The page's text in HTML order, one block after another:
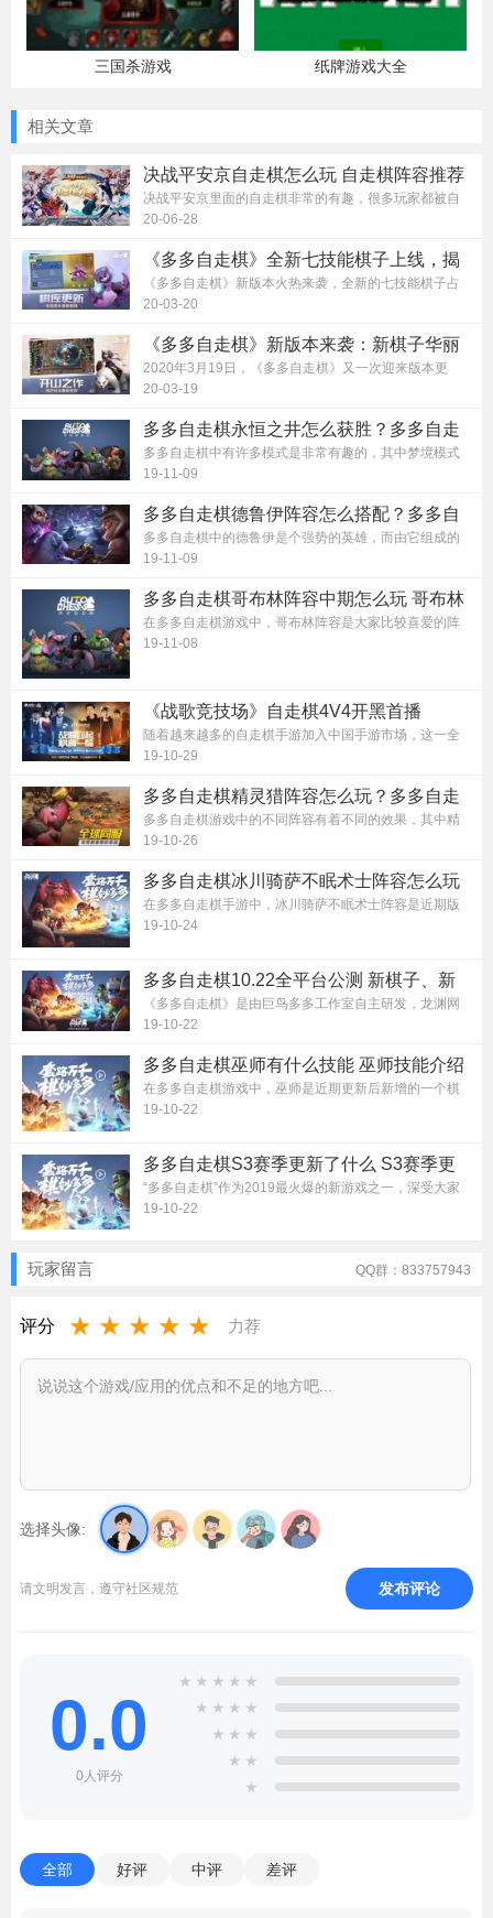
三国杀游戏 纸牌游戏大全
相关文章
决战平安京自走棋怎么玩 自走棋阵容推荐
攻略
决战平安京里面的自走棋非常的有趣，很多玩家都被自
走棋所吸引无法自拔，那在玩自走棋...
20-06-28
《多多自走棋》全新七技能棋子上线，揭
秘神秘占星者
《多多自走棋》新版本火热来袭，全新的七技能棋子占
星者震撼上线。这枚来自光羽族的萨...
20-03-20
《多多自走棋》新版本来袭：新棋子华丽
登场，棋盘大厅回归，新主题骑士证书上
线
2020年3月19日，《多多自走棋》又一次迎来版本更
新，本次更新惊喜多多：首个七技能新棋...
20-03-19
多多自走棋永恒之井怎么获胜？多多自走
棋永恒之井获胜办法攻略
多多自走棋中有许多模式是非常有趣的，其中梦境模式
就深受玩家的喜爱，因为它比竞技模...
19-11-09
多多自走棋德鲁伊阵容怎么搭配？多多自
走棋德鲁伊阵容搭配详解
多多自走棋中的德鲁伊是个强势的英雄，而由它组成的
德鲁伊阵容也是非常厉害的，但是德...
19-11-09
多多自走棋哥布林阵容中期怎么玩 哥布林
阵容中期玩法
在多多自走棋游戏中，哥布林阵容是大家比较喜爱的阵
容，这个阵容在前期是非常强力的。...
19-11-08
《战歌竞技场》自走棋4V4开黑首播
随着越来越多的自走棋手游加入中国手游市场，这一全
新的游戏品类市场争夺已经进入了白...
19-10-29
多多自走棋精灵猎阵容怎么玩？多多自走
棋精灵猎玩法介绍
多多自走棋游戏中的不同阵容有着不同的效果，其中精
灵猎比较难成阵，但是一旦成阵强度...
19-10-26
多多自走棋冰川骑萨不眠术士阵容怎么玩
冰川骑萨不眠术士阵容推荐
在多多自走棋手游中，冰川骑萨不眠术士阵容是近期版
本的强势阵容，相信很多小伙伴都想...
19-10-24
多多自走棋10.22全平台公测 新棋子、新
棋手、新赛季和新玩法震撼来袭
《多多自走棋》是由巨鸟多多工作室自主研发，龙渊网
络提供技术及发行的全新多人在线集...
19-10-22
多多自走棋巫师有什么技能 巫师技能介绍
在多多自走棋游戏中，巫师是近期更新后新增的一个棋
子，目前很多小伙伴对巫师还不是很...
19-10-22
多多自走棋S3赛季更新了什么 S3赛季更
新介绍
“多多自走棋”作为2019最火爆的新游戏之一，深受大家
的喜爱，游戏将于10月22日开启新...
19-10-22
玩家留言 QQ群：833757943
评分 ★ ★ ★ ★ ★ 力荐
选择头像:
请文明发言，遵守社区规范 发布评论
0.0
0人评分
★ ★ ★ ★ ★
★ ★ ★ ★
★ ★ ★
★ ★
★
全部 好评 中评 差评